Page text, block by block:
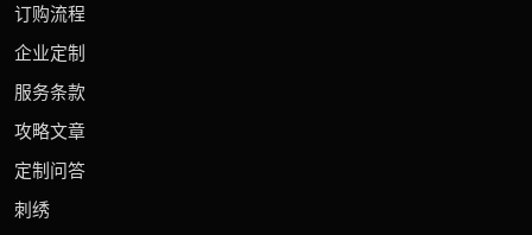
订购流程
企业定制
服务条款
攻略文章
定制问答
刺绣